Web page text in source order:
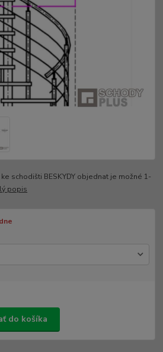
schodišti BESKYDY objednat je možné 1-
popis
do košíka